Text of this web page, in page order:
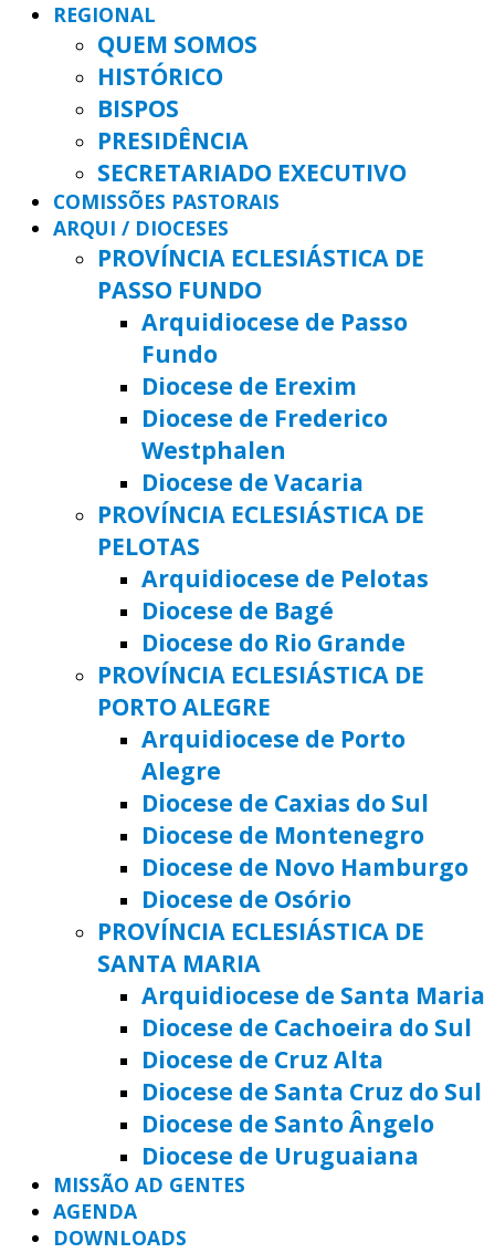
REGIONAL
QUEM SOMOS
HISTÓRICO
BISPOS
PRESIDÊNCIA
SECRETARIADO EXECUTIVO
COMISSÕES PASTORAIS
ARQUI / DIOCESES
PROVÍNCIA ECLESIÁSTICA DE
PASSO FUNDO
Arquidiocese de Passo
Fundo
Diocese de Erexim
Diocese de Frederico
Westphalen
Diocese de Vacaria
PROVÍNCIA ECLESIÁSTICA DE
PELOTAS
Arquidiocese de Pelotas
Diocese de Bagé
Diocese do Rio Grande
PROVÍNCIA ECLESIÁSTICA DE
PORTO ALEGRE
Arquidiocese de Porto
Alegre
Diocese de Caxias do Sul
Diocese de Montenegro
Diocese de Novo Hamburgo
Diocese de Osório
PROVÍNCIA ECLESIÁSTICA DE
SANTA MARIA
Arquidiocese de Santa Maria
Diocese de Cachoeira do Sul
Diocese de Cruz Alta
Diocese de Santa Cruz do Sul
Diocese de Santo Ângelo
Diocese de Uruguaiana
MISSÃO AD GENTES
AGENDA
DOWNLOADS